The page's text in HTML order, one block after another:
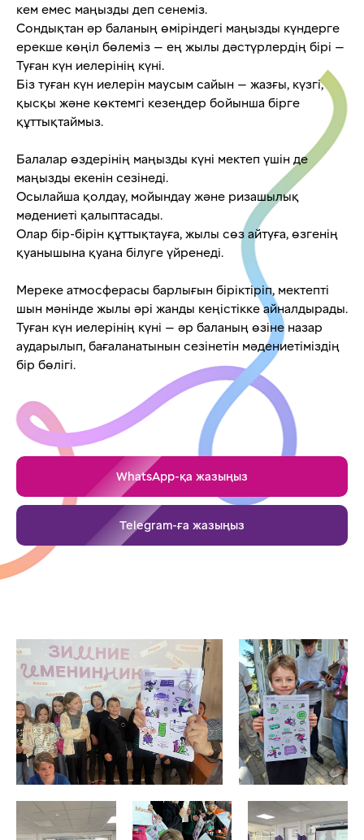
кем емес маңызды деп сенеміз.
Сондықтан әр баланың өміріндегі маңызды күндерге
ерекше көңіл бөлеміз — ең жылы дәстүрлердің бірі —
Туған күн иелерінің күні.
Біз туған күн иелерін маусым сайын — жазғы, күзгі,
қысқы және көктемгі кезеңдер бойынша бірге
құттықтаймыз.
Балалар өздерінің маңызды күні мектеп үшін де
маңызды екенін сезінеді.
Осылайша қолдау, мойындау және ризашылық
мәдениеті қалыптасады.
Олар бір-бірін құттықтауға, жылы сөз айтуға, өзгенің
қуанышына қуана білуге үйренеді.
Мереке атмосферасы барлығын біріктіріп, мектепті
шын мәнінде жылы әрі жанды кеңістікке айналдырады.
Туған күн иелерінің күні — әр баланың өзіне назар
аударылып, бағаланатынын сезінетін мәдениетіміздің
бір бөлігі.
WhatsApp-қа жазыңыз
Telegram-ға жазыңыз